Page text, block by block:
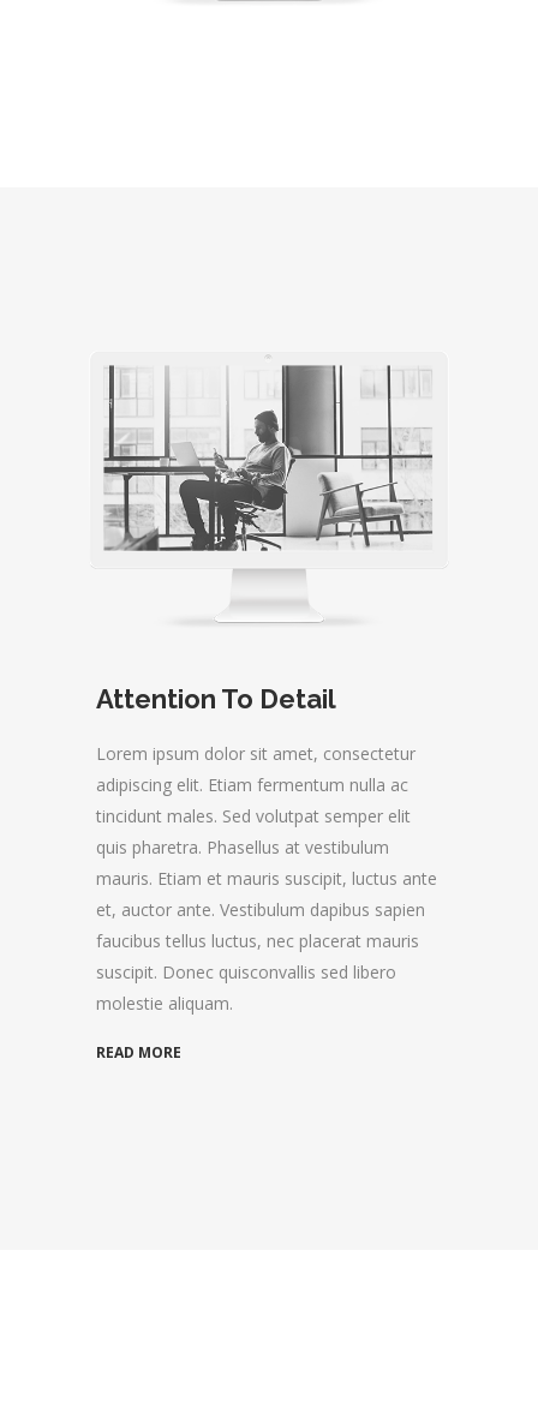
Attention To Detail
Lorem ipsum dolor sit amet, consectetur
adipiscing elit. Etiam fermentum nulla ac
tincidunt males. Sed volutpat semper elit
quis pharetra. Phasellus at vestibulum
mauris. Etiam et mauris suscipit, luctus ante
et, auctor ante. Vestibulum dapibus sapien
faucibus tellus luctus, nec placerat mauris
suscipit. Donec quisconvallis sed libero
molestie aliquam.
READ MORE